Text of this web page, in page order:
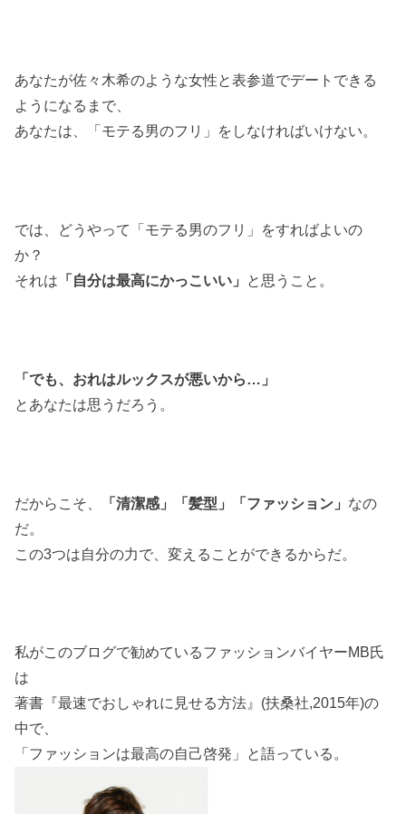
あなたが佐々木希のような女性と表参道でデートできる
ようになるまで、
あなたは、「モテる男のフリ」をしなければいけない。
では、どうやって「モテる男のフリ」をすればよいの
か？
それは 「自分は最高にかっこいい」 と思うこと。
「でも、おれはルックスが悪いから…」
とあなたは思うだろう。
だからこそ、 「清潔感」「髪型」「ファッション」 なの
だ。
この3つは自分の力で、変えることができるからだ。
私がこのブログで勧めているファッションバイヤーMB氏
は
著書『最速でおしゃれに見せる方法』(扶桑社,2015年)の
中で、
「ファッションは最高の自己啓発」と語っている。